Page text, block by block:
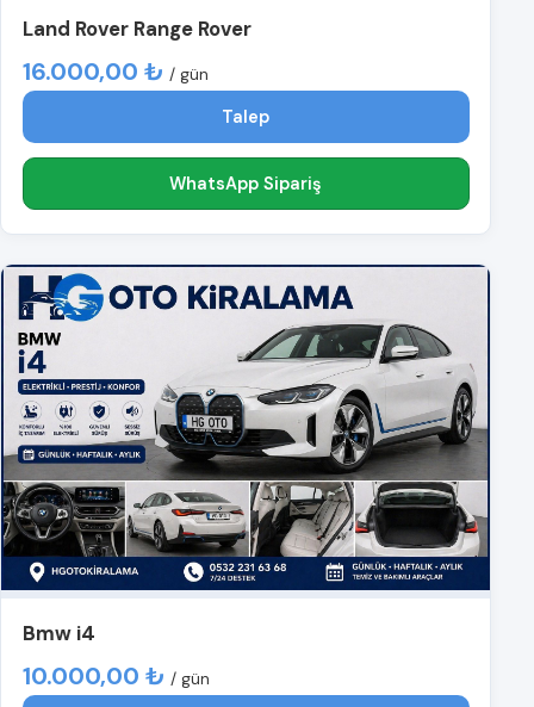
Land Rover Range Rover
16.000,00 ₺ / gün
Talep
WhatsApp Sipariş
Bmw i4
10.000,00 ₺ / gün